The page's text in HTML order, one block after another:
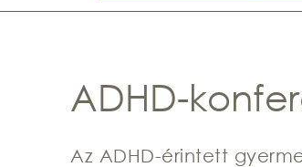
ADHD-
Az ADHD-érintett